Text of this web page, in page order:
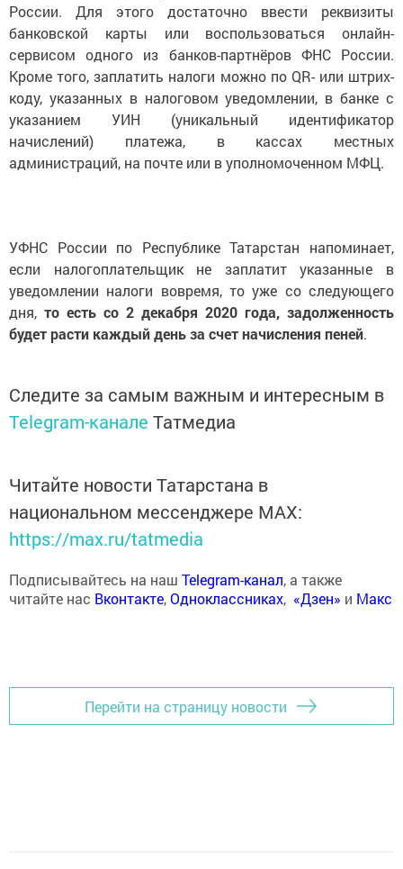
России. Для этого достаточно ввести реквизиты
банковской карты или воспользоваться онлайн-
сервисом одного из банков-партнёров ФНС России.
Кроме того, заплатить налоги можно по QR- или штрих-
коду, указанных в налоговом уведомлении, в банке с
указанием УИН (уникальный идентификатор
начислений) платежа, в кассах местных
администраций, на почте или в уполномоченном МФЦ.
УФНС России по Республике Татарстан напоминает,
если налогоплательщик не заплатит указанные в
уведомлении налоги вовремя, то уже со следующего
дня, то есть со 2 декабря 2020 года, задолженность
будет расти каждый день за счет начисления пеней.
Следите за самым важным и интересным в
Telegram-канале Татмедиа
Читайте новости Татарстана в
национальном мессенджере MАХ:
https://max.ru/tatmedia
Подписывайтесь на наш Telegram-канал, а также
читайте нас Вконтакте,Одноклассниках, «Дзен» и Макс
Перейти на страницу новости